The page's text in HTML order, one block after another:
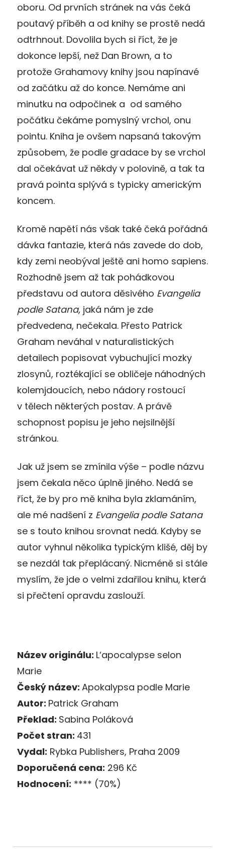
oboru. Od prvních stránek na vás čeká
poutavý příběh a od knihy se prostě nedá
odtrhnout. Dovolila bych si říct, že je
dokonce lepší, než Dan Brown, a to
protože Grahamovy knihy jsou napínavé
od začátku až do konce. Nemáme ani
minutku na odpočinek a od samého
počátku čekáme pomyslný vrchol, onu
pointu. Kniha je ovšem napsaná takovým
způsobem, že podle gradace by se vrchol
dal očekávat už někdy v polovině, a tak ta
pravá pointa splývá s typicky americkým
koncem.
Kromě napětí nás však také čeká pořádná
dávka fantazie, která nás zavede do dob,
kdy zemi neobýval ještě ani homo sapiens.
Rozhodně jsem až tak pohádkovou
představu od autora děsivého Evangelia
podle Satana, jaká nám je zde
předvedena, nečekala. Přesto Patrick
Graham neváhal v naturalistických
detailech popisovat vybuchující mozky
zlosynů, roztékající se obličeje náhodných
kolemjdoucích, nebo nádory rostoucí
v tělech některých postav. A právě
schopnost popisu je jeho nejsilnější
stránkou.
Jak už jsem se zmínila výše – podle názvu
jsem čekala něco úplně jiného. Nedá se
říct, že by pro mě kniha byla zklamáním,
ale mé nadšení z Evangelia podle Satana
se s touto knihou srovnat nedá. Kdyby se
autor vyhnul několika typickým klišé, děj by
se nezdál tak přeplácaný. Nicméně si stále
myslím, že jde o velmi zdařilou knihu, která
si přečtení opravdu zaslouží.
Název originálu: L‘apocalypse selon
Marie
Český název: Apokalypsa podle Marie
Autor: Patrick Graham
Překlad: Sabina Poláková
Počet stran: 431
Vydal: Rybka Publishers, Praha 2009
Doporučená cena: 296 Kč
Hodnocení: **** (70%)